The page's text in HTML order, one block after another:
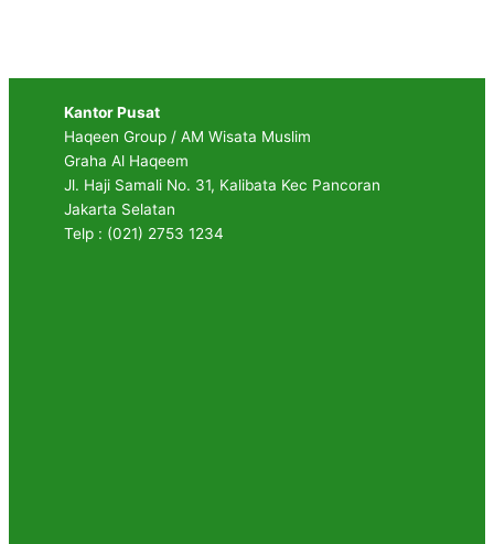
Kantor Pusat
Haqeen Group / AM Wisata Muslim
Graha Al Haqeem
Jl. Haji Samali No. 31, Kalibata Kec Pancoran
Jakarta Selatan
Telp : (021) 2753 1234